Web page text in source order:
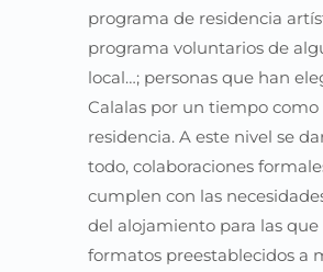
programa de residencia
programa voluntarios de
local…; personas que han
Calalas por un tiempo como
residencia. A este nivel se
todo, colaboraciones
cumplen con las
del alojamiento para las que
formatos preestablecidos a